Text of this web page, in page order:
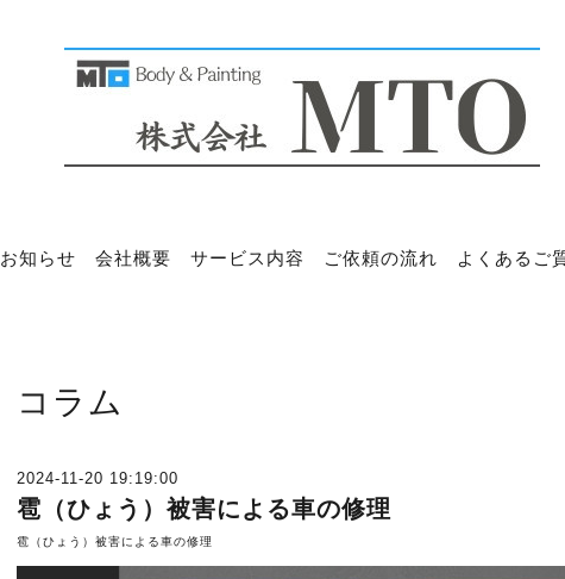
お知らせ 会社概要 サービス内容 ご依頼の流れ よくあるご
コラム
2024-11-20 19:19:00
雹（ひょう）被害による車の修理
雹（ひょう）被害による車の修理